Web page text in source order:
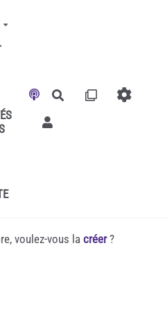
Rechercher
voulez-vous la créer?